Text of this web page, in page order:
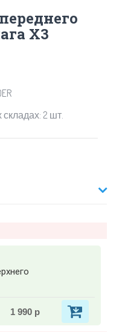
X3
2 шт.
1 990 р